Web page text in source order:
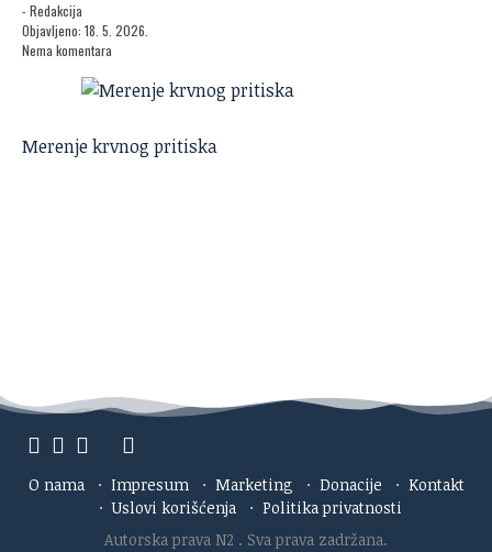
- Redakcija
Objavljeno: 18. 5. 2026.
Nema komentara
Merenje krvnog pritiska
O nama · Impresum · Marketing · Donacije · Kontakt
· Uslovi korišćenja · Politika privatnosti
Autorska prava N2 . Sva prava zadržana.